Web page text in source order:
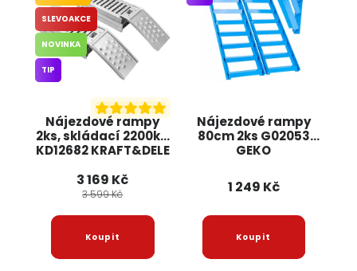
Nájezdové rampy
2ks, skládací 2200kg
KD12682 KRAFT&DELE
SLEVOAKCE
NOVINKA
TIP
3 169 Kč
3 599 Kč
Nájezdové rampy
80cm 2ks G02053
GEKO
1 249 Kč